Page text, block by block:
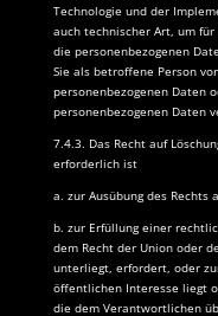
Technologie und der
auch technischer Art, um
die personenbezogenen
Sie als betroffene Person
personenbezogenen Daten
personenbezogenen Daten
7.4.3. Das Recht auf
erforderlich ist
a. zur Ausübung des
b. zur Erfüllung einer
dem Recht der Union oder
unterliegt, erfordert, oder
öffentlichen Interesse liegt
die dem Verantwortlichen